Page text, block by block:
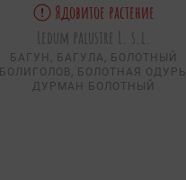
Ядовитое растение
Ledum palustre L. s.l.
БАГУН, БАГУЛА, БОЛОТНЫЙ
БОЛИГОЛОВ, БОЛОТНАЯ ОДУРЬ,
ДУРМАН БОЛОТНЫЙ